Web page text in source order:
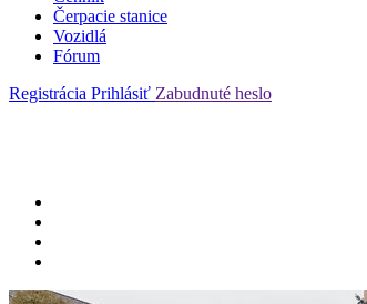
Čerpacie stanice
Vozidlá
Fórum
Registrácia Prihlásiť Zabudnuté heslo